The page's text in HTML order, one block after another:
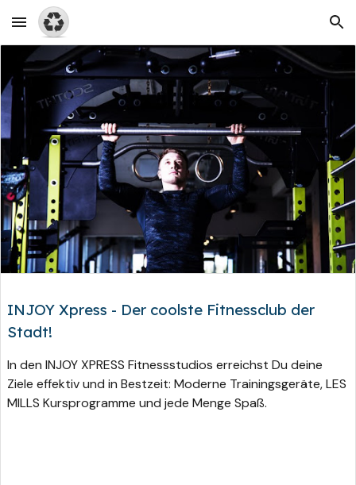
Skip to main content Skip to navigation
INJOY Xpress - Der coolste Fitnessclub der
Stadt!
In den INJOY XPRESS Fitnessstudios erreichst Du deine
Ziele effektiv und in Bestzeit: Moderne Trainingsgeräte, LES
MILLS Kursprogramme und jede Menge Spaß.